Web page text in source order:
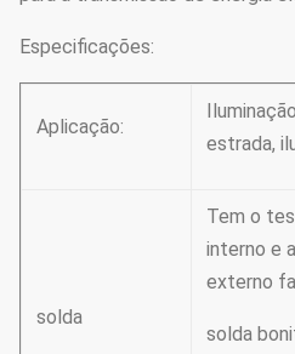
Especificações:
Aplicação:
estrada,
solda
Tem o
interno e
externo
solda